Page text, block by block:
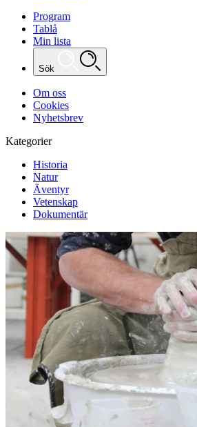
Program
Tablå
Min lista
Sök
Om oss
Cookies
Nyhetsbrev
Kategorier
Historia
Natur
Äventyr
Vetenskap
Dokumentär